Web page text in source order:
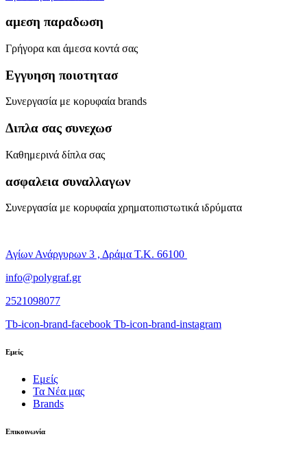
αμεση παραδωση
Γρήγορα και άμεσα κοντά σας
Εγγυηση ποιοτητασ
Συνεργασία με κορυφαία brands
Διπλα σας συνεχωσ
Καθημερινά δίπλα σας
ασφαλεια συναλλαγων
Συνεργασία με κορυφαία χρηματοπιστωτικά ιδρύματα
Αγίων Ανάργυρων 3 , Δράμα Τ.Κ. 66100
info@polygraf.gr
2521098077
Tb-icon-brand-facebook Tb-icon-brand-instagram
Εμείς
Εμείς
Τα Νέα μας
Brands
Επικοινωνία